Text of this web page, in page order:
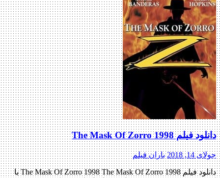
دانلود فیلم The Mask Of Zorro 1998
جولای 14, 2018 باران فیلم
دانلود فیلم The Mask Of Zorro 1998 The Mask Of Zorro 1998 با